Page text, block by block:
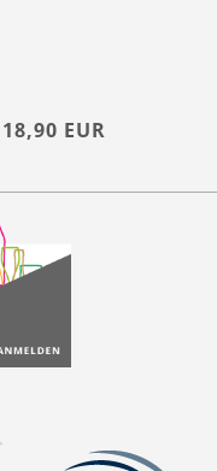
EUR